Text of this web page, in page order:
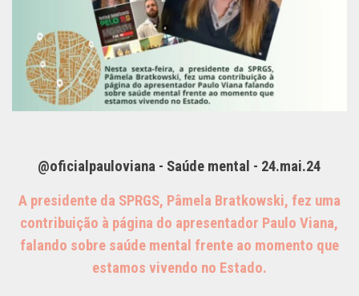
@oficialpauloviana - Saúde mental - 24.mai.24
A presidente da SPRGS, Pâmela Bratkowski, fez uma
contribuição à página do apresentador Paulo Viana,
falando sobre saúde mental frente ao momento que
estamos vivendo no Estado.